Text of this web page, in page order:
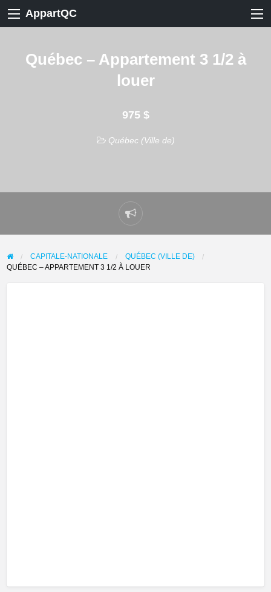
AppartQC
Québec – Appartement 3 1/2 à
louer
975 $
Québec (Ville de)
Signaler
un
problème
CAPITALE-NATIONALE
QUÉBEC (VILLE DE)
QUÉBEC – APPARTEMENT 3 1/2 À LOUER